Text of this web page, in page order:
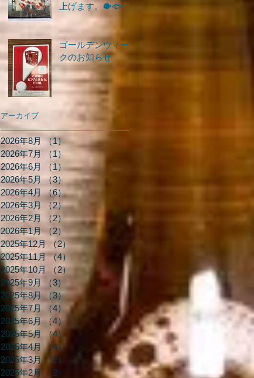
上げます。🐡🐟
ゴールデンウィー
クのお知らせ
アーカイブ
2026年8月 （1）
1件の記事
2026年7月
（1）
1件の記事
2026年6月
（1）1件の記事
2026年5月 （3）3件の記事
2026年4月 （6）6件の記事
2026年3月
（2）2件の記事
2026年2月
（2）2件の記事
2026年1月 （2）2件の記事
2025年12月
（2）2件の記事
2025年11月 （4）
4件の記事
2025年10月
（2）
2件の記事
2025年9月
（3）
3件の記事
2025年8月 （3）3件の記事
2025年7月
（4）
4件の記事
2025年6月 （4）
2025年5月
（4）
2025年4月 （4）
2025年3月
（2）
2件の記事
2025年2月
（2）
2件の記事